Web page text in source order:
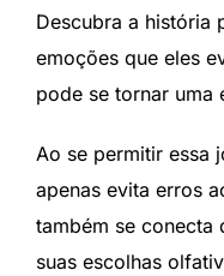
Descubra a história
emoções que eles
pode se tornar uma
Ao se permitir essa
apenas evita erros
também se conecta
suas escolhas